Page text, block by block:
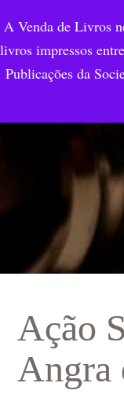
Ação
Angra
A Venda de Livros
livros impressos
Publicações da